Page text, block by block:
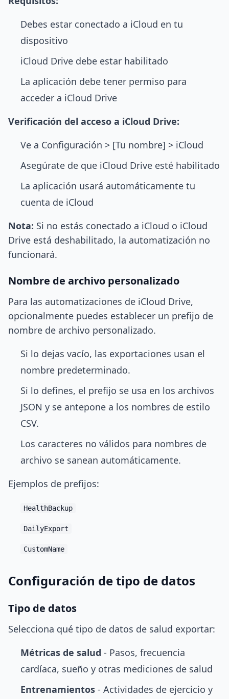
Debes estar conectado a iCloud en tu
dispositivo
iCloud Drive debe estar habilitado
La aplicación debe tener permiso para
acceder a iCloud Drive
Verificación del acceso a iCloud Drive:
Ve a Configuración > [Tu nombre] > iCloud
Asegúrate de que iCloud Drive esté habilitado
La aplicación usará automáticamente tu
cuenta de iCloud
Nota: Si no estás conectado a iCloud o iCloud
Drive está deshabilitado, la automatización no
funcionará.
Nombre de archivo personalizado
Para las automatizaciones de iCloud Drive,
opcionalmente puedes establecer un prefijo de
nombre de archivo personalizado.
Si lo dejas vacío, las exportaciones usan el
nombre predeterminado.
Si lo defines, el prefijo se usa en los archivos
JSON y se antepone a los nombres de estilo
CSV.
Los caracteres no válidos para nombres de
archivo se sanean automáticamente.
Ejemplos de prefijos:
HealthBackup
DailyExport
CustomName
Configuración de tipo de datos
Tipo de datos
Selecciona qué tipo de datos de salud exportar:
Métricas de salud - Pasos, frecuencia
cardíaca, sueño y otras mediciones de salud
Entrenamientos - Actividades de ejercicio y